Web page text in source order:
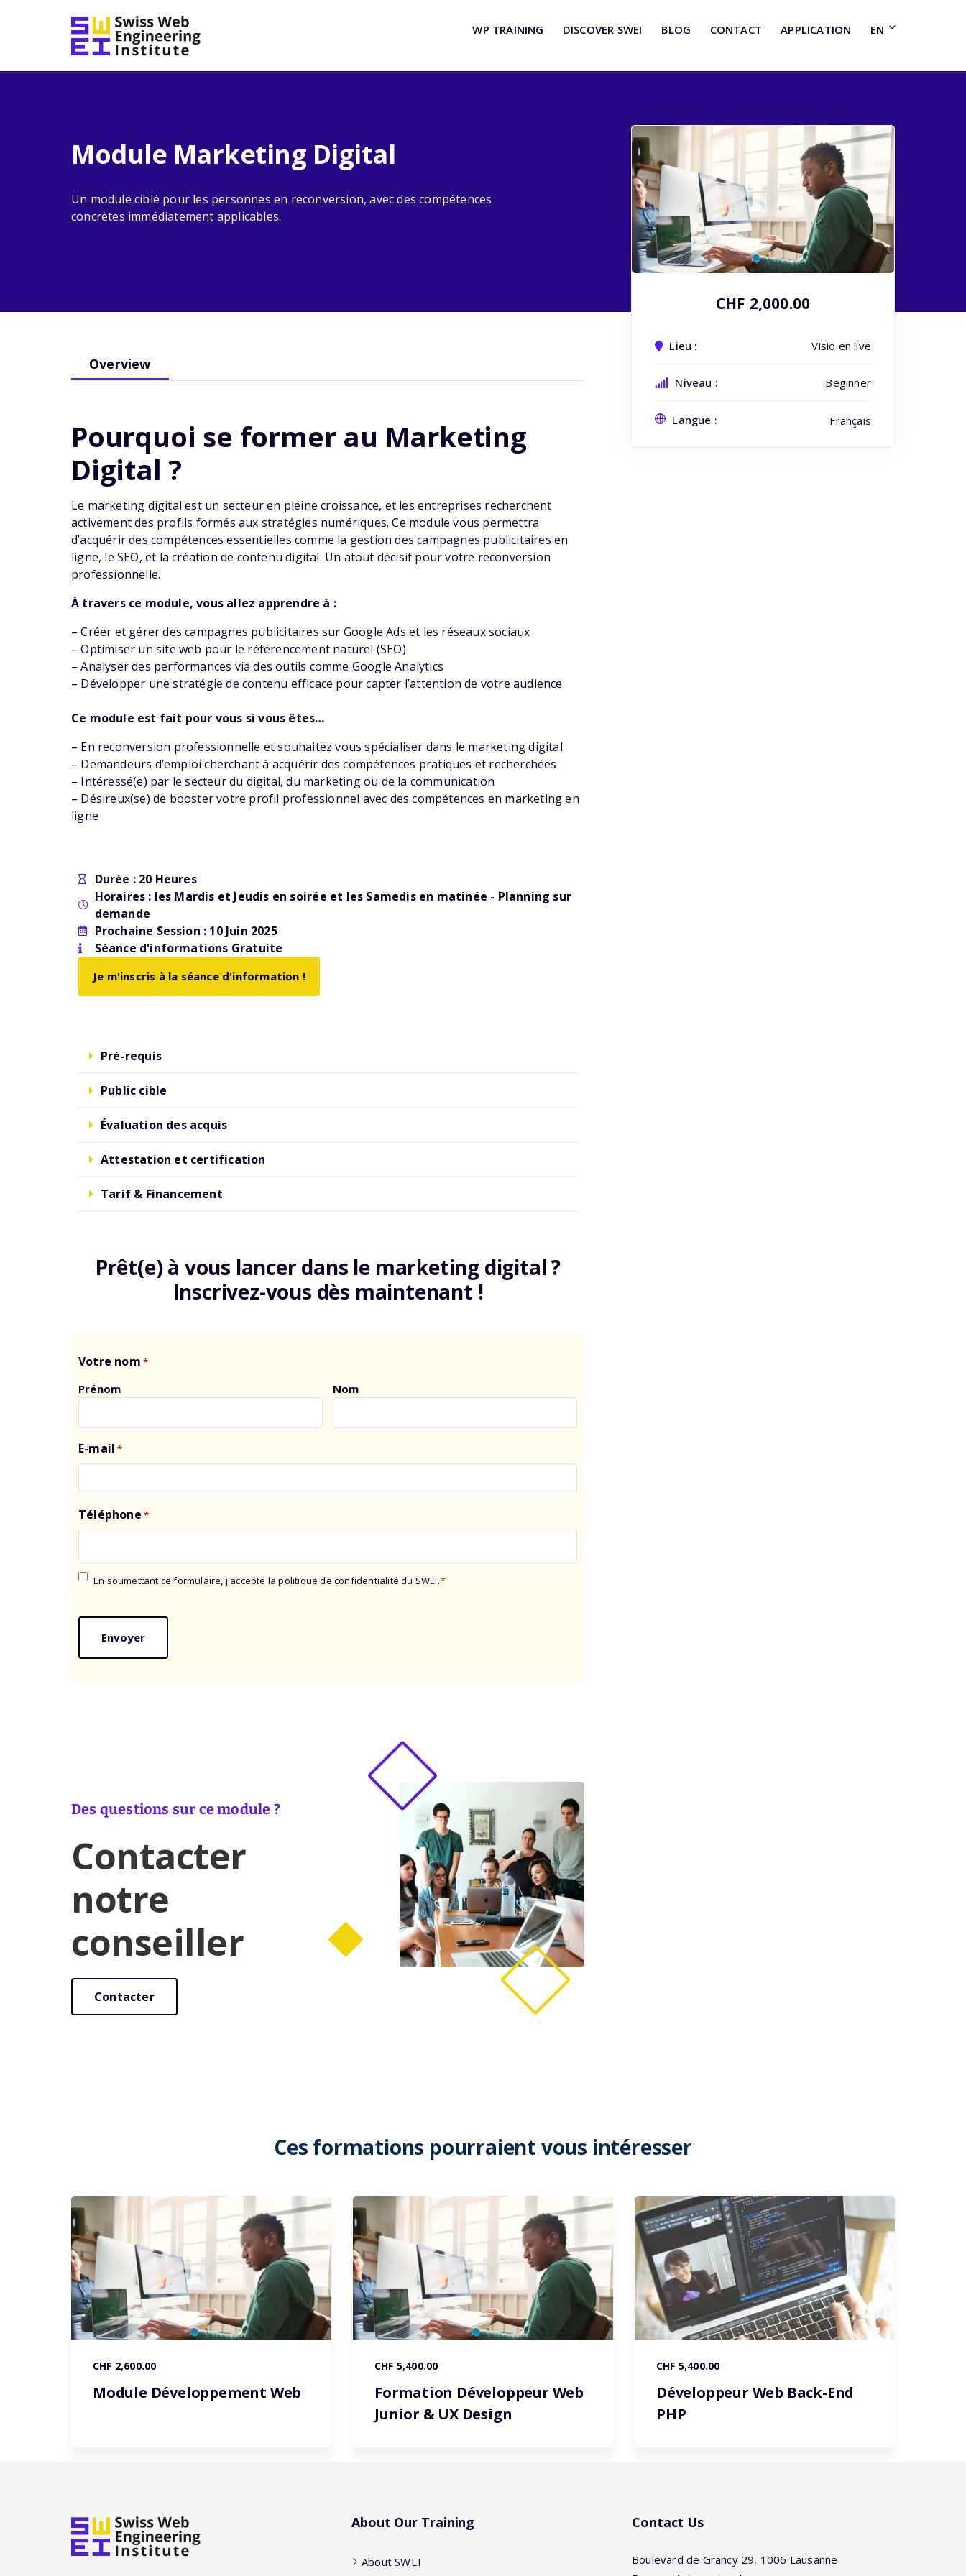
WP TRAINING DISCOVER SWEI BLOG CONTACT APPLICATION EN
Module Marketing Digital
Un module ciblé pour les personnes en reconversion, avec des compétences
concrètes immédiatement applicables.
Overview
Pourquoi se former au Marketing
Digital ?
Le marketing digital est un secteur en pleine croissance, et les entreprises recherchent
activement des profils formés aux stratégies numériques. Ce module vous permettra
d’acquérir des compétences essentielles comme la gestion des campagnes publicitaires en
ligne, le SEO, et la création de contenu digital. Un atout décisif pour votre reconversion
professionnelle.
À travers ce module, vous allez apprendre à :
– Créer et gérer des campagnes publicitaires sur Google Ads et les réseaux sociaux
– Optimiser un site web pour le référencement naturel (SEO)
– Analyser des performances via des outils comme Google Analytics
– Développer une stratégie de contenu efficace pour capter l’attention de votre audience
Ce module est fait pour vous si vous êtes…
– En reconversion professionnelle et souhaitez vous spécialiser dans le marketing digital
– Demandeurs d’emploi cherchant à acquérir des compétences pratiques et recherchées
– Intéressé(e) par le secteur du digital, du marketing ou de la communication
– Désireux(se) de booster votre profil professionnel avec des compétences en marketing en
ligne
Durée : 20 Heures
Horaires : les Mardis et Jeudis en soirée et les Samedis en matinée - Planning sur
demande
Prochaine Session : 10 Juin 2025
Séance d'informations Gratuite
Je m'inscris à la séance d'information !
Pré-requis
Public cible
Évaluation des acquis
Attestation et certification
Tarif & Financement
Prêt(e) à vous lancer dans le marketing digital ?
Inscrivez-vous dès maintenant !
Votre nom *
Prénom Nom
E-mail *
Téléphone *
La
de
En soumettant ce formulaire, j'accepte la politique de confidentialité du SWEI.*
Des questions sur ce module ?
Contacter
notre
conseiller
Contacter
CHF 2,000.00
Lieu : Visio en live
Niveau Beginner
Langue Français
Ces formations pourraient vous intéresser
CHF 2,600.00
Module Développement Web
CHF 5,400.00
Formation Développeur Web
Junior & UX Design
CHF 5,400.00
Développeur Web Back-End
PHP
About Our Training
About SWEI
Contact Us
Boulevard de Grancy 29, 1006 Lausanne